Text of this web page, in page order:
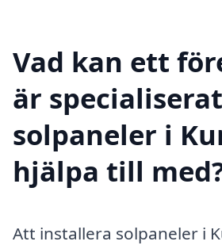
Vad kan ett
är
solpaneler i
hjälpa till
Att installera solpaneler i